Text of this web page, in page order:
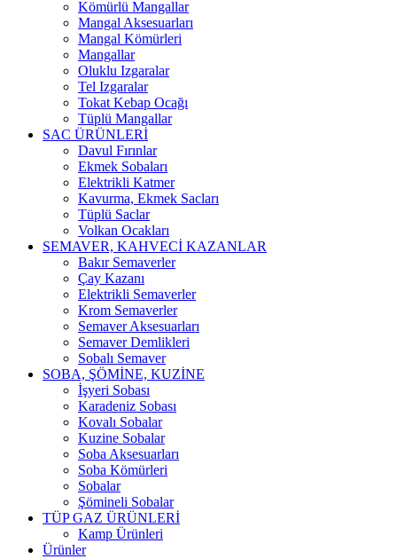
Kömürlü Mangallar
Mangal Aksesuarları
Mangal Kömürleri
Mangallar
Oluklu Izgaralar
Tel Izgaralar
Tokat Kebap Ocağı
Tüplü Mangallar
SAC ÜRÜNLERİ
Davul Fırınlar
Ekmek Sobaları
Elektrikli Katmer
Kavurma, Ekmek Sacları
Tüplü Saclar
Volkan Ocakları
SEMAVER, KAHVECİ KAZANLAR
Bakır Semaverler
Çay Kazanı
Elektrikli Semaverler
Krom Semaverler
Semaver Aksesuarları
Semaver Demlikleri
Sobalı Semaver
SOBA, ŞÖMİNE, KUZİNE
İşyeri Sobası
Karadeniz Sobası
Kovalı Sobalar
Kuzine Sobalar
Soba Aksesuarları
Soba Kömürleri
Sobalar
Şömineli Sobalar
TÜP GAZ ÜRÜNLERİ
Kamp Ürünleri
Ürünler